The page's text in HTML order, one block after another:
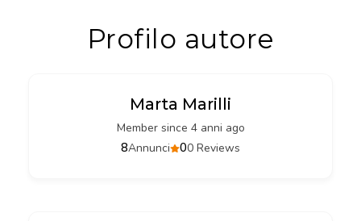
Profilo autore
Marta Marilli
Member since 4 anni ago
00 Reviews
8Annunci